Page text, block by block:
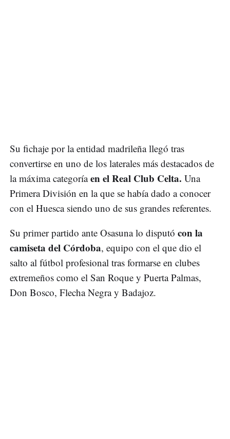
Su fichaje por la entidad madrileña llegó tras
convertirse en uno de los laterales más destacados de
la máxima categoríaen el Real Club Celta. Una
Primera División en la que se había dado a conocer
con el Huesca siendo uno de sus grandes referentes.
Su primer partido ante Osasuna lo disputó con la
camiseta del Córdoba, equipo con el que dio el
salto al fútbol profesional tras formarse en clubes
extremeños como el San Roque y Puerta Palmas,
Don Bosco, Flecha Negra y Badajoz.